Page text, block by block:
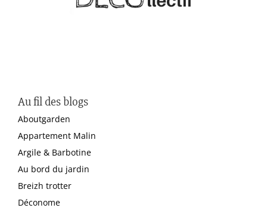
Au fil des blogs
Aboutgarden
Appartement Malin
Argile & Barbotine
Au bord du jardin
Breizh trotter
Déconome